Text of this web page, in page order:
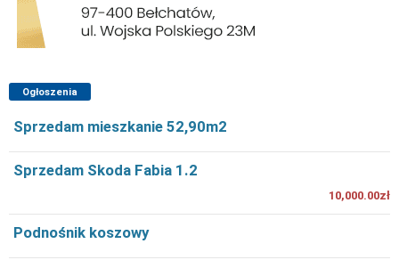
Ogłoszenia
Sprzedam mieszkanie 52,90m2
Sprzedam Skoda Fabia 1.2
10,000.00zł
Podnośnik koszowy